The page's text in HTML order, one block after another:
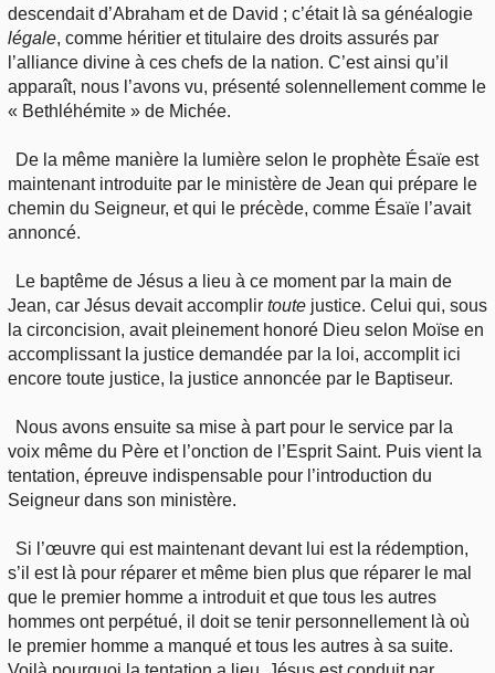
descendait d’Abraham et de David ; c’était là sa généalogie
légale, comme héritier et titulaire des droits assurés par
l’alliance divine à ces chefs de la nation. C’est ainsi qu’il
apparaît, nous l’avons vu, présenté solennellement comme le
« Bethléhémite » de Michée.
De la même manière la lumière selon le prophète Ésaïe est
maintenant introduite par le ministère de Jean qui prépare le
chemin du Seigneur, et qui le précède, comme Ésaïe l’avait
annoncé.
Le baptême de Jésus a lieu à ce moment par la main de
Jean, car Jésus devait accomplir toute justice. Celui qui, sous
la circoncision, avait pleinement honoré Dieu selon Moïse en
accomplissant la justice demandée par la loi, accomplit ici
encore toute justice, la justice annoncée par le Baptiseur.
Nous avons ensuite sa mise à part pour le service par la
voix même du Père et l’onction de l’Esprit Saint. Puis vient la
tentation, épreuve indispensable pour l’introduction du
Seigneur dans son ministère.
Si l’œuvre qui est maintenant devant lui est la rédemption,
s’il est là pour réparer et même bien plus que réparer le mal
que le premier homme a introduit et que tous les autres
hommes ont perpétué, il doit se tenir personnellement là où
le premier homme a manqué et tous les autres à sa suite.